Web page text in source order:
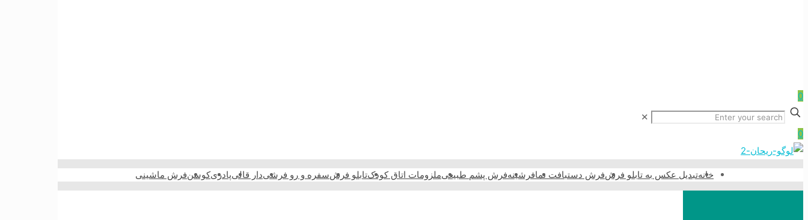
0
✕
0
خانهتبدیل عکس به تابلو فرشفرش دستبافت نمافرشینهفرش پشم طبیعیملزومات اتاق کودکتابلو فرشسفره و رو فرشیدار قالیپادریکوسنفرش ماشینی